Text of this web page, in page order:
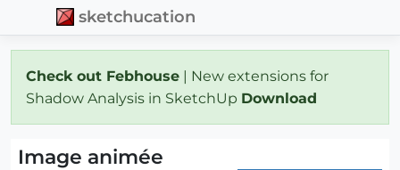
sketchucation
Check out Febhouse | New extensions for
Shadow Analysis in SketchUp Download
Image animée